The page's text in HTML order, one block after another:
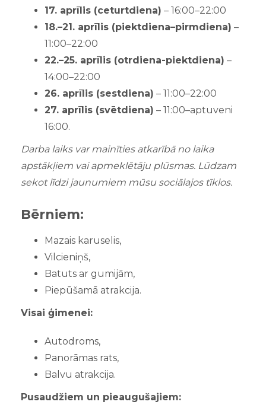
17. aprīlis (ceturtdiena) – 16:00–22:00
18.–21. aprīlis (piektdiena–pirmdiena) –
11:00–22:00
22.–25. aprīlis (otrdiena-piektdiena) –
14:00–22:00
26. aprīlis (sestdiena) – 11:00–22:00
27. aprīlis (svētdiena) – 11:00–aptuveni
16:00.
Darba laiks var mainīties atkarībā no laika
apstākļiem vai apmeklētāju plūsmas. Lūdzam
sekot līdzi jaunumiem mūsu sociālajos tīklos.
Bērniem:
Mazais karuselis,
Vilcieniņš,
Batuts ar gumijām,
Piepūšamā atrakcija.
Visai ģimenei:
Autodroms,
Panorāmas rats,
Balvu atrakcija.
Pusaudžiem un pieaugušajiem: